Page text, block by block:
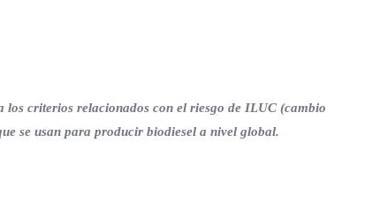
criterios relacionados con el riesgo de ILUC (cambio
se usan para producir biodiesel a nivel global.